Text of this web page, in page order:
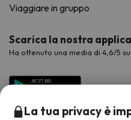
Viaggiare in gruppo
Scarica la nostra
Ha ottenuto una media di 4,6/5 su
La tua privacy è